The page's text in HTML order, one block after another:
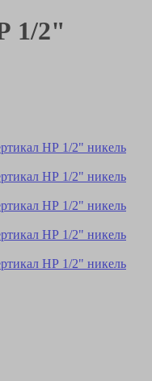
1/2"